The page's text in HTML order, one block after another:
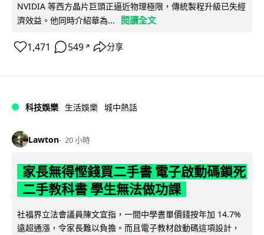
NVIDIA 等西方晶片巨頭正逼近物理極限，傳統製程升級已失經
濟效益。他同時介紹華為...
閱讀全文
1,471 549 ↗ 分享
科技娛樂 生活娛樂 城中熱話
Lawton 20 小時
家長無得慳錢買二手書 電子啟動碼鎖死
二手教科書 學生無法做功課
社福界立法會議員陳文宜指，一間中學書單價錢按年加 14.7%
遠超通漲，令家長難以負擔。而且電子教材啟動碼這項設計，